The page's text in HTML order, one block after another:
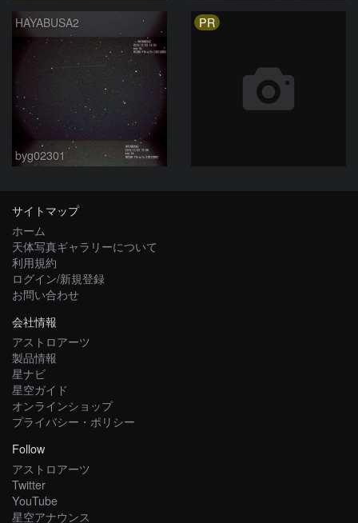
HAYABUSA2
byg02301
PR
サイトマップ
ホーム
天体写真ギャラリーについて
利用規約
ログイン/新規登録
お問い合わせ
会社情報
アストロアーツ
製品情報
星ナビ
星空ガイド
オンラインショップ
プライバシー・ポリシー
Follow
アストロアーツ
Twitter
YouTube
星空アナウンス